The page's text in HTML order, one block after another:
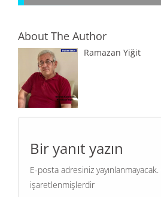
About The Author
Ramazan Yiğit
Bir yanıt yazın
E-posta adresiniz yayınlanmayacak.
işaretlenmişlerdir